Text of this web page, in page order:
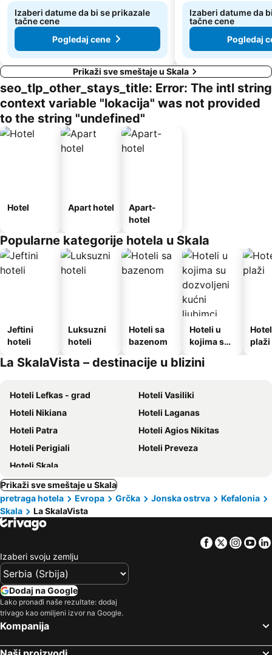
Izaberi datume da bi se prikazale
tačne cene
Pogledaj cene
Izaberi datume da
tačne cene
Pogledaj
Prikaži sve smeštaje u Skala
seo_tlp_other_stays_title: Error: The intl string
context variable "lokacija" was not provided
to the string "undefined"
Hotel Apart hotel
Apart-
hotel
Popularne kategorije hotela u Skala
Jeftini
hoteli
Luksuzni
hoteli
Hoteli sa
bazenom
Hoteli u
kojima su
kućni
plaži
La SkalaVista – destinacije u blizini
Hoteli Lefkas - grad
Hoteli Vasiliki
Hoteli Nikiana
Hoteli Laganas
Hoteli Patra
Hoteli Agios Nikitas
Hoteli Perigiali
Hoteli Preveza
Hoteli Skala
Prikaži sve smeštaje u Skala
pretraga hotela
Evropa Grčka Jonska ostrva
Kefalonia
Skala
La SkalaVista
Facebook
Twitter
Izaberi svoju zemlju
Dodaj na Google
Lako pronađi naše rezultate: dodaj
trivago kao omiljeni izvor na Google.
Kompanija